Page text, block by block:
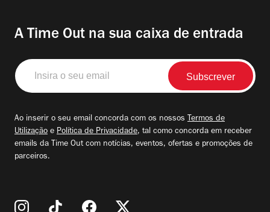
A Time Out na sua caixa de entrada
Insira
o
seu
Ao inserir o seu email concorda com os nossos Termos de
Utilização e Política de Privacidade, tal como concorda em receber
emails da Time Out com notícias, eventos, ofertas e promoções de
parceiros.